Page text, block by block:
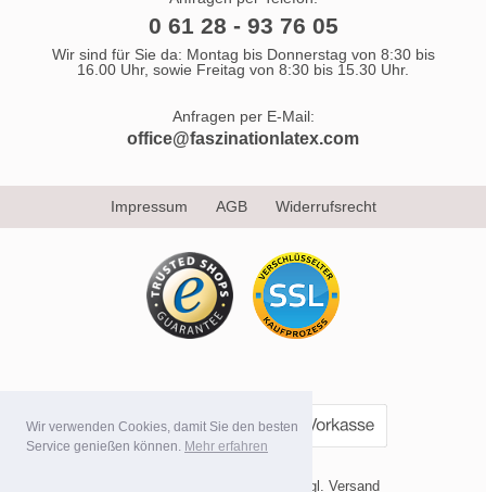
Wir verwenden Cookies, damit Sie den besten
Service genießen können. Mehr erfahren
0 61 28 - 93 76 05
Wir sind für Sie da: Montag bis Donnerstag von 8:30 bis
16.00 Uhr, sowie Freitag von 8:30 bis 15.30 Uhr.
Anfragen per E-Mail:
office@faszinationlatex.com
Impressum AGB Widerrufsrecht
* Alle Preise inkl. MwSt. evtl. zzgl. Versand